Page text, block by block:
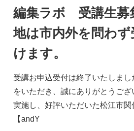
編集ラボ 受講生
地は市内外を問わ
けます。
受講お申込受付は終了いたしま
をいただき、誠にありがとうご
実施し、好評いただいた松江市関
【andY